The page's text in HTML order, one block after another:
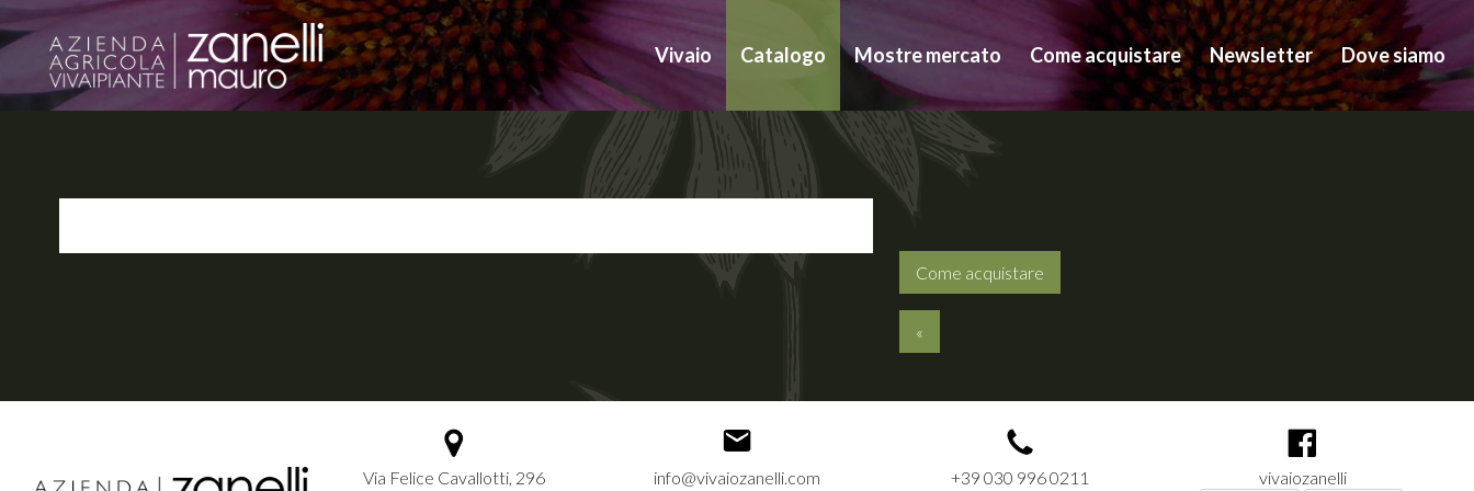
Vivaio Catalogo Mostre mercato Come acquistare Newsletter Dove siamo
Come acquistare
«
Via Felice Cavallotti, 296
info@vivaiozanelli.com +39 030 996 0211 vivaiozanelli